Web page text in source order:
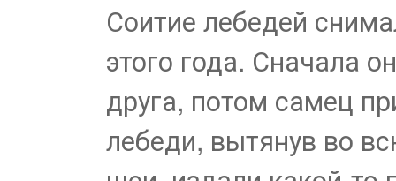
Соитие лебедей
этого года. Сначала
друга, потом самец
лебеди, вытянув во